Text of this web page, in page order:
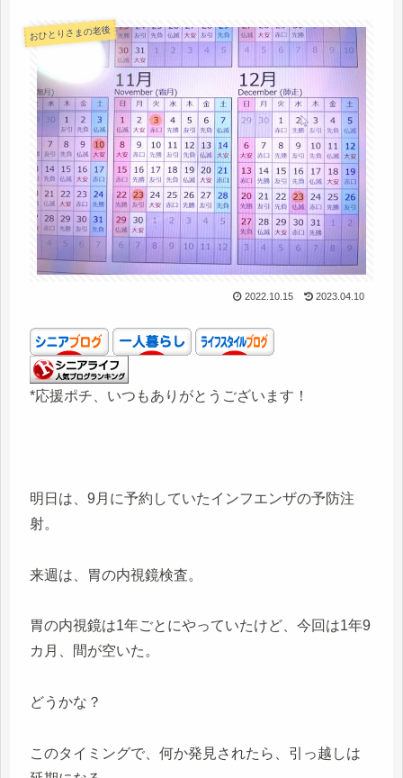
おひとりさまの老後
2022.10.15 2023.04.10
*応援ポチ、いつもありがとうございます！
明日は、9月に予約していたインフエンザの予防注
射。
来週は、胃の内視鏡検査。
胃の内視鏡は1年ごとにやっていたけど、今回は1年9
カ月、間が空いた。
どうかな？
このタイミングで、何か発見されたら、引っ越しは